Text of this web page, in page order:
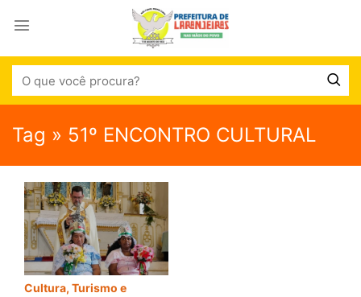
Tag » 51º ENCONTRO CULTURAL
Cultura, Turismo e